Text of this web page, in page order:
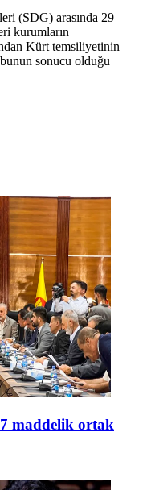
(SDG) arasında 29
kurumların
Kürt temsiliyetinin
sonucu olduğu
maddelik ortak